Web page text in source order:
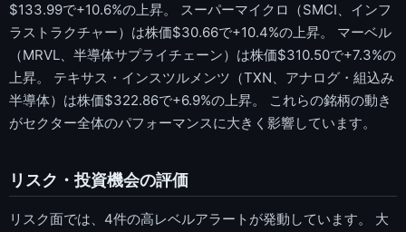
$133.99で+10.6%の上昇。 スーパーマイクロ（SMCI、インフ
ラストラクチャー）は株価$30.66で+10.4%の上昇。 マーベル
（MRVL、半導体サプライチェーン）は株価$310.50で+7.3%の
上昇。 テキサス・インスツルメンツ（TXN、アナログ・組込み
半導体）は株価$322.86で+6.9%の上昇。 これらの銘柄の動き
がセクター全体のパフォーマンスに大きく影響しています。
リスク・投資機会の評価
リスク面では、4件の高レベルアラートが発動しています。 大